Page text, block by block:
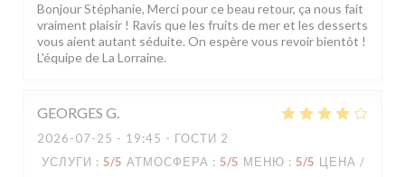
Bonjour Stéphanie, Merci pour ce beau retour, ça nous fait
vraiment plaisir ! Ravis que les fruits de mer et les desserts
vous aient autant séduite. On espère vous revoir bientôt !
L'équipe de La Lorraine.
GEORGES G
2026-07-25 - 19:45 - ГОСТИ 2
УСЛУГИ : 5/5 АТМОСФЕРА : 5/5 МЕНЮ : 5/5 ЦЕНА /